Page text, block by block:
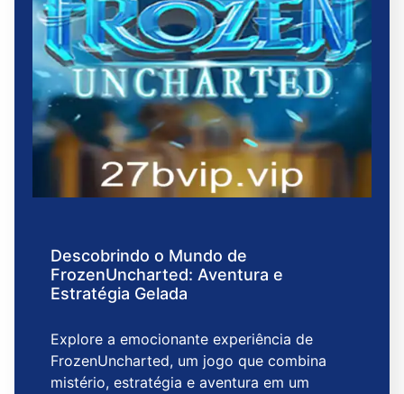
Descobrindo o Mundo de
FrozenUncharted: Aventura e
Estratégia Gelada
Explore a emocionante experiência de
FrozenUncharted, um jogo que combina
mistério, estratégia e aventura em um